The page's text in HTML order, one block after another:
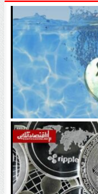
/ بیت‌کوین سبز شد